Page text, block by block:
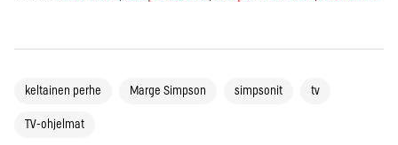
keltainen perhe Marge Simpson simpsonit tv
TV-ohjelmat